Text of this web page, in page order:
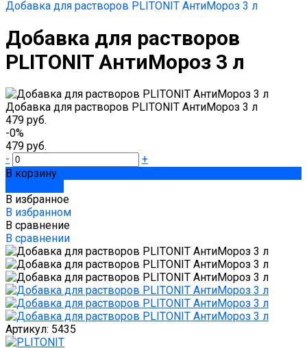
Добавка для растворов PLITONIT АнтиМороз 3 л
Добавка для растворов
PLITONIT АнтиМороз 3 л
Добавка для растворов PLITONIT АнтиМороз 3 л
479 руб.
-0%
479 руб.
-
+
В корзину
В избранное
В избранном
В сравнение
В сравнении
Артикул: 5435